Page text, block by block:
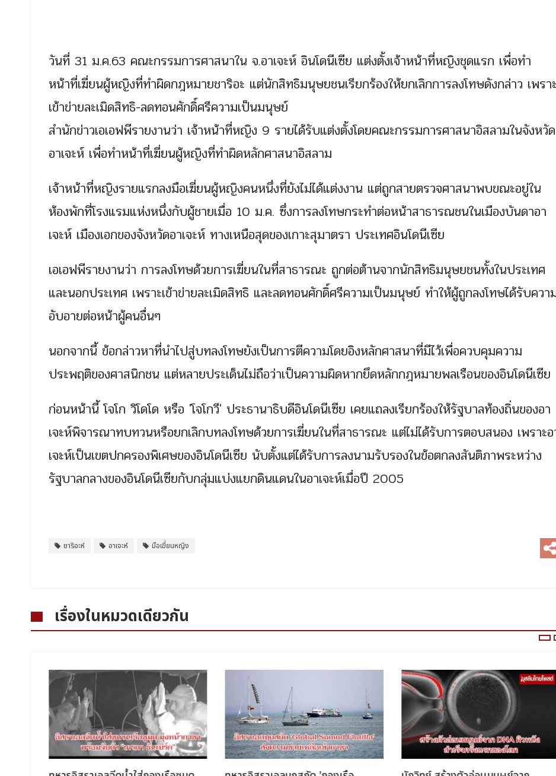
วันที่ 31 ม.ค.63 คณะกรรมการศาสนาใน จ.อาเจะห์ อินโดนีเซีย แต่งตั้งเจ้าหน้าที่หญิงชุดแรก เพื่อทำ
หน้าที่เฆี่ยนผู้หญิงที่ทำผิดกฎหมายชาริอะ แต่นักสิทธิมนุษยชนเรียกร้องให้ยกเลิกการลงโทษดังกล่าว เพราะ
เข้าข่ายละเมิดสิทธิ-ลดทอนศักดิ์ศรีความเป็นมนุษย์
สำนักข่าวเอเอฟพีรายงานว่า เจ้าหน้าที่หญิง 9 รายได้รับแต่งตั้งโดยคณะกรรมการศาสนาอิสลามในจังหวัด
อาเจะห์ เพื่อทำหน้าที่เฆี่ยนผู้หญิงที่ทำผิดหลักศาสนาอิสลาม
เจ้าหน้าที่หญิงรายแรกลงมือเฆี่ยนผู้หญิงคนหนึ่งที่ยังไม่ได้แต่งงาน แต่ถูกสายตรวจศาสนาพบขณะอยู่ใน
ห้องพักที่โรงแรมแห่งหนึ่งกับผู้ชายเมื่อ 10 ม.ค. ซึ่งการลงโทษกระทำต่อหน้าสาธารณชนในเมืองบันดาอา
เจะห์ เมืองเอกของจังหวัดอาเจะห์ ทางเหนือสุดของเกาะสุมาตรา ประเทศอินโดนีเซีย
เอเอฟพีรายงานว่า การลงโทษด้วยการเฆี่ยนในที่สาธารณะ ถูกต่อต้านจากนักสิทธิมนุษยชนทั้งในประเทศ
และนอกประเทศ เพราะเข้าข่ายละเมิดสิทธิ และลดทอนศักดิ์ศรีความเป็นมนุษย์ ทำให้ผู้ถูกลงโทษได้รับควา
อับอายต่อหน้าผู้คนอื่นๆ
นอกจากนี้ ข้อกล่าวหาที่นำไปสู่บทลงโทษยังเป็นการตีความโดยอิงหลักศาสนาที่มีไว้เพื่อควบคุมความ
ประพฤติของศาสนิกชน แต่หลายประเด็นไม่ถือว่าเป็นความผิดหากยึดหลักกฎหมายพลเรือนของอินโดนีเซีย
ก่อนหน้านี้ โจโก วิโดโด หรือ 'โจโกวี' ประธานาธิบดีอินโดนีเซีย เคยแถลงเรียกร้องให้รัฐบาลท้องถิ่นของอา
เจะห์พิจารณาทบทวนหรือยกเลิกบทลงโทษด้วยการเฆี่ยนในที่สาธารณะ แต่ไม่ได้รับการตอบสนอง เพราะอ
เจะห์เป็นเขตปกครองพิเศษของอินโดนีเซีย นับตั้งแต่ได้รับการลงนามรับรองในข้อตกลงสันติภาพระหว่าง
รัฐบาลกลางของอินโดนีเซียกับกลุ่มแบ่งแยกดินแดนในอาเจะห์เมื่อปี 2005
ชาริอะห์ อาเจะห์ มือเฆี่ยนหญิง
เรื่องในหมวดเดียวกัน